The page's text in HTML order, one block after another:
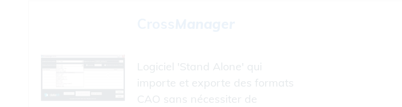
Logiciel 'Stand Alone' qui
importe et exporte des formats
CAO sans nécessiter de